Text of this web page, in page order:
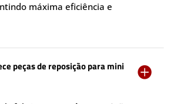
máxima eficiência e
peças de reposição para mini
